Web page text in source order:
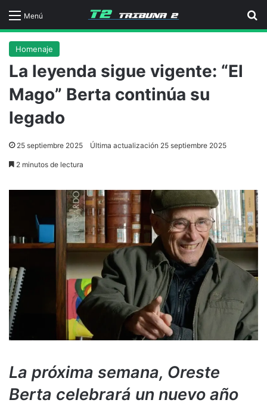
Menú
Homenaje
La leyenda sigue vigente: “El
Mago” Berta continúa su
legado
25 septiembre 2025 Última actualización 25 septiembre 2025
2 minutos de lectura
La próxima semana, Oreste
Berta celebrará un nuevo año